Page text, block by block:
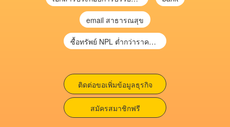
email สาธารณสุข
ซื้อทรัพย์ NPL ต่ำกว่าราคาตลาด 30-70% แบบไม่ต้องไปประมูล”
ติดต่อขอเพิ่มข้อมูลธุรกิจ
สมัครสมาชิกฟรี